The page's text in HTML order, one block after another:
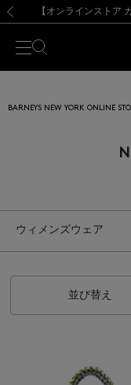
【夏季休業に伴
熊本県を中心とし
【開催中】
【夏季休業に伴
BARNEYS NEW YORK ONLINE
ウィメンズウェア
並び替え